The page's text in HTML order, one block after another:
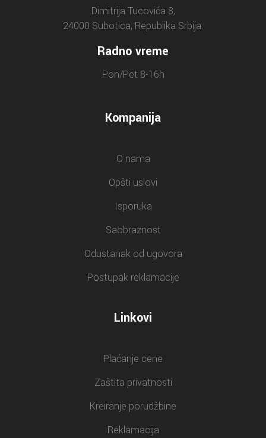
Dimitrija Tucovića 8,
24000 Subotica, Republika Srbija.
Radno vreme
Pon/Pet 8-16h
Kompanija
O nama
Opšti uslovi
Isporuka
Saobraznost
Odustanak od ugovora
Postupak reklamacije
Linkovi
Plaćanje cene
Zaštita privatnosti
Kreiranje porudžbine
Reklamacija